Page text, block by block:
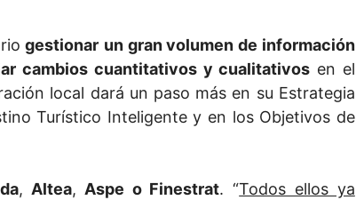
gestionar un gran volumen de información
cambios cuantitativos y cualitativos en el
local dará un paso más en su Estrategia
Turístico Inteligente y en los Objetivos de
, Altea, Aspe o Finestrat. “Todos ellos ya